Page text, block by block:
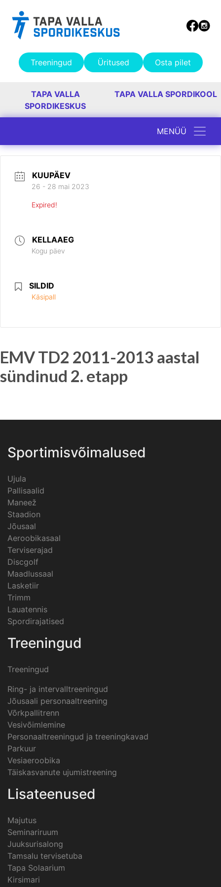
Treeningud Üritused Osta pilet
TAPA VALLA
SPORDIKESKUS
TAPA VALLA SPORDIKOOL
Peamine navigatsioon
MENÜÜ
KUUPÄEV
26 - 28 mai 2023
Expired!
KELLAAEG
Kogu päev
SILDID
Käsipall
EMV TD2 2011-2013 aastal
sündinud 2. etapp
Sportimisvõimalused
Ujula
Pallisaalid
Maneež
Staadion
Jõusaal
Aeroobikasaal
Terviserajad
Discgolf
Maadlussaal
Lasketiir
Trimm
Lauatennis
Spordirajatised
Treeningud
Treeningud
Ring- ja intervalltreeningud
Jõusaali personaaltreening
Võrkpallitrenn
Vesivõimlemine
Personaaltreeningud ja treeningkavad
Parkuur
Vesiaeroobika
Täiskasvanute ujumistreening
Lisateenused
Majutus
Seminariruum
Juuksurisalong
Tamsalu tervisetuba
Tapa Solaarium
Kirsimari